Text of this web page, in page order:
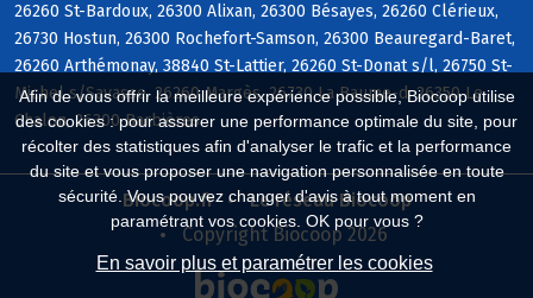
Afin de vous offrir la meilleure expérience possible, Biocoop utilise
des cookies : pour assurer une performance optimale du site, pour
récolter des statistiques afin d'analyser le trafic et la performance
du site et vous proposer une navigation personnalisée en toute
sécurité. Vous pouvez changer d'avis à tout moment en
paramétrant vos cookies. OK pour vous ?
En savoir plus et paramétrer les cookies
26260 St-Bardoux, 26300 Alixan, 26300 Bésayes, 26260 Clérieux,
26730 Hostun, 26300 Rochefort-Samson, 26300 Beauregard-Baret,
26260 Arthémonay, 38840 St-Lattier, 26260 St-Donat s/l, 26750 St-
Michel s/Savasse, 26260 Margès, 26730 La Baume-d, 26350 Le
Chalon, 26300 Barbières
Biocoop.fr
Le réseau Biocoop
Copyright Biocoop 2026